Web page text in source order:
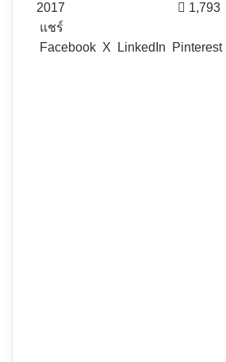
2017
1,793
แชร์
Facebook X LinkedIn Pinterest